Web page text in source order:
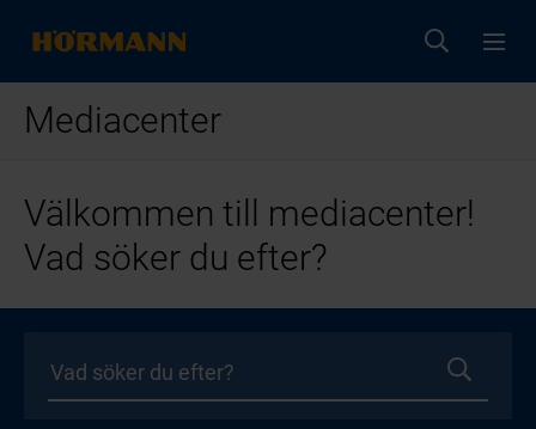
Mediacenter
Välkommen till mediacenter!
Vad söker du efter?